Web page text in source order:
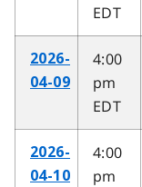
EDT
2026-
04-09
4:00
pm
EDT
2026-
04-10
4:00
pm